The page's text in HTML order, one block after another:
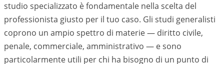
studio specializzato è fondamentale nella scelta del
professionista giusto per il tuo caso. Gli studi generalisti
coprono un ampio spettro di materie — diritto civile,
penale, commerciale, amministrativo — e sono
particolarmente utili per chi ha bisogno di un punto di